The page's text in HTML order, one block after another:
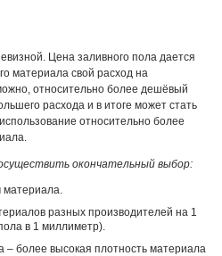
Цена заливного пола дается
материала свой расход на
относительно более дешёвый
расхода и в итоге может стать
относительно более
окончательный выбор:
материала.
разных производителей на 1
в 1 миллиметр).
– более высокая плотность материала